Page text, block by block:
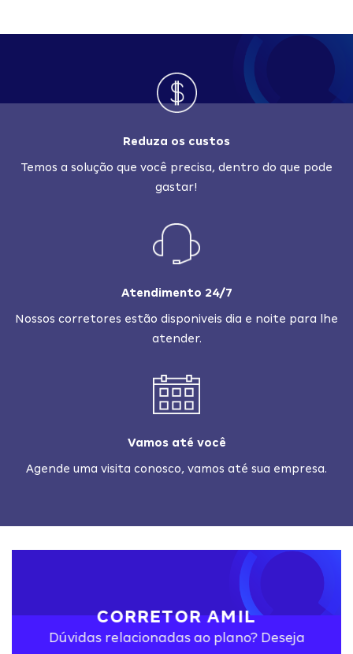
Reduza os custos
Temos a solução que você precisa, dentro do que pode
gastar!
Atendimento 24/7
Nossos corretores estão disponiveis dia e noite para lhe
atender.
Vamos até você
Agende uma visita conosco, vamos até sua empresa.
CORRETOR AMIL
Dúvidas relacionadas ao plano? Deseja